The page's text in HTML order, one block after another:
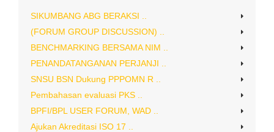
SIKUMBANG ABG BERAKSI ..
(FORUM GROUP DISCUSSION) ..
BENCHMARKING BERSAMA NIM ..
PENANDATANGANAN PERJANJI ..
SNSU BSN Dukung PPPOMN R ..
Pembahasan evaluasi PKS ..
BPFI/BPL USER FORUM, WAD ..
Ajukan Akreditasi ISO 17 ..